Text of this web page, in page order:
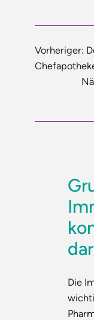
Vorheriger:
Die